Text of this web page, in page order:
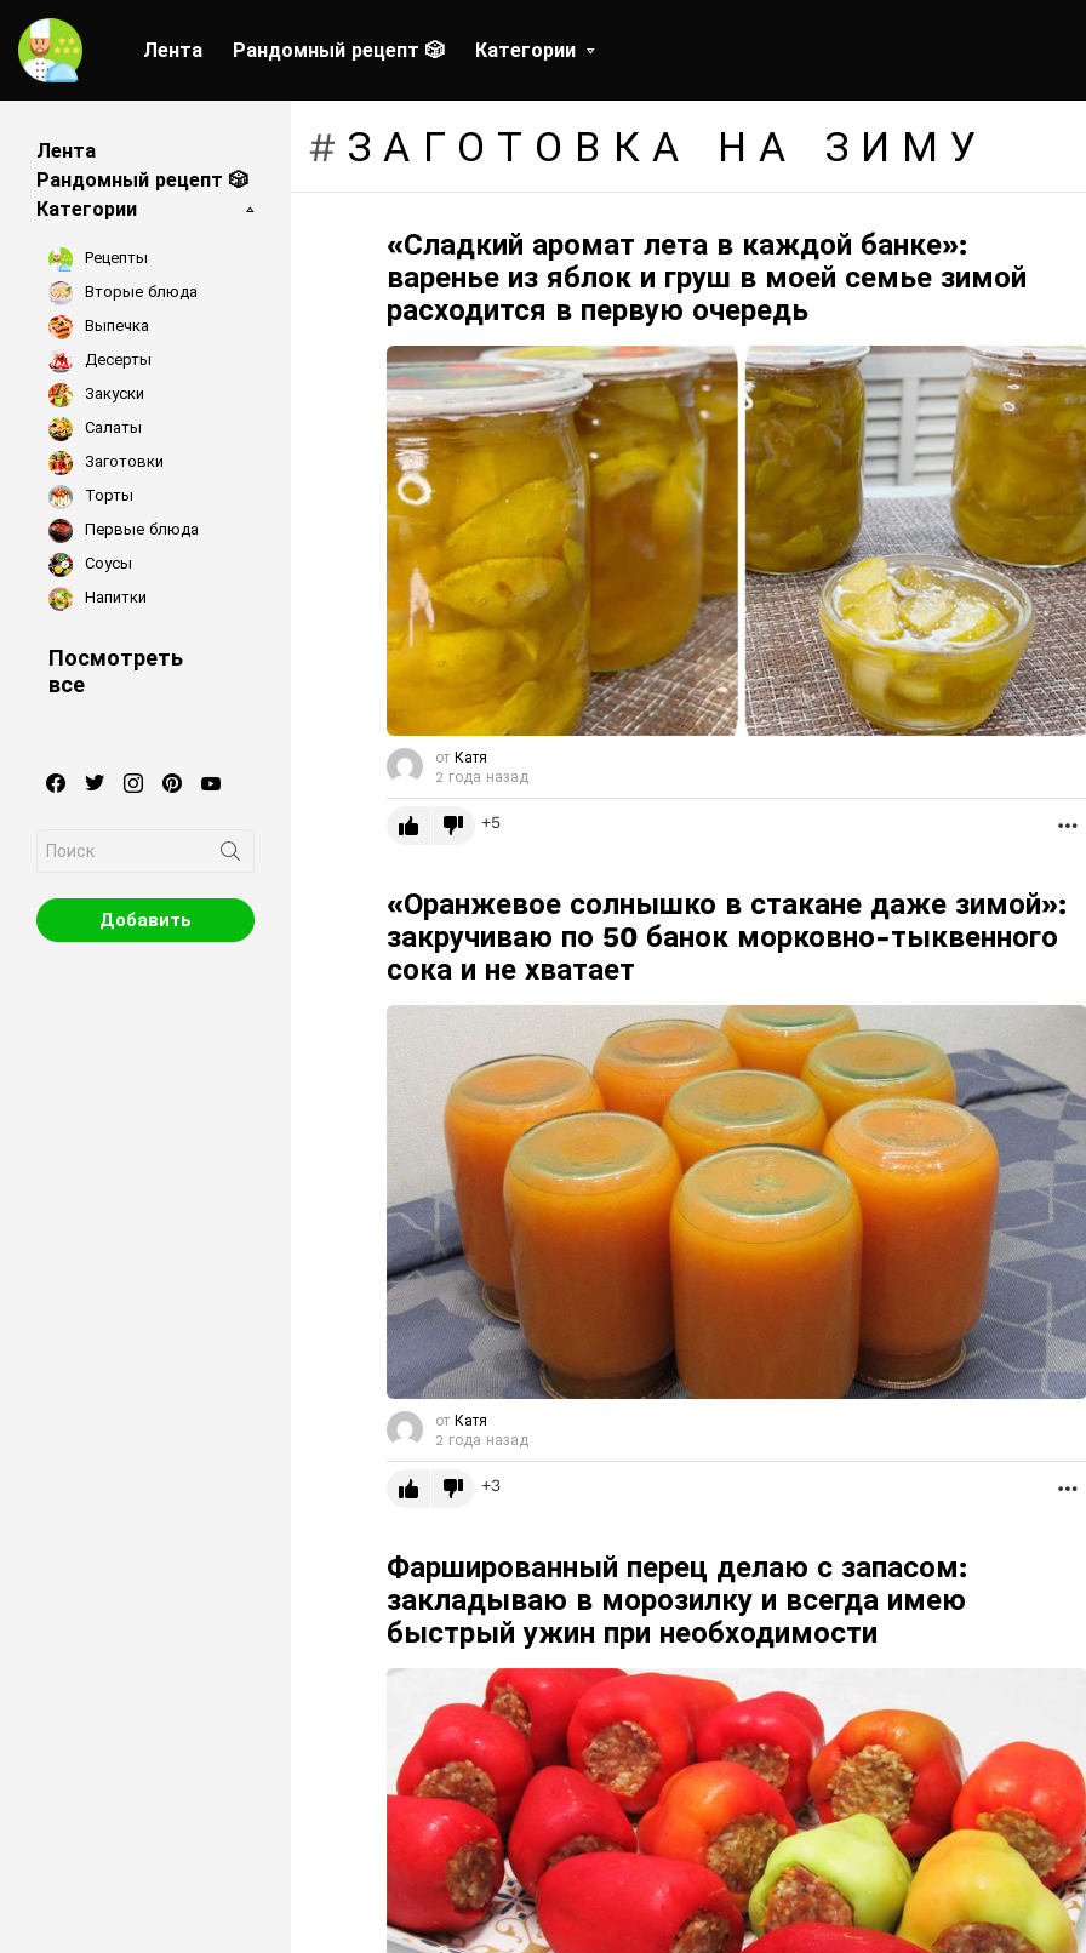
Лента Рандомный рецепт 🎲 Категории
ЗАГОТОВКА НА ЗИМУ
LATEST
STORIES
«Сладкий аромат лета в каждой банке»:
варенье из яблок и груш в моей семье зимой
расходится в первую очередь
от Катя
2 года назад
5
«Оранжевое солнышко в стакане даже зимой»:
закручиваю по 50 банок морковно-тыквенного
сока и не хватает
от Катя
2 года назад
3
Фаршированный перец делаю с запасом:
закладываю в морозилку и всегда имею
быстрый ужин при необходимости
Лента
Рандомный рецепт 🎲
Категории
Рецепты
Вторые блюда
Выпечка
Десерты
Закуски
Салаты
Заготовки
Торты
Первые блюда
Соусы
Напитки
Посмотреть
все
facebooktwitterinstagrampinterest
for:
Добавить